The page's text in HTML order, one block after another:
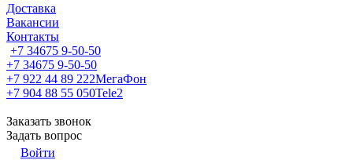
Доставка
Вакансии
Контакты
+7 34675 9-50-50
+7 34675 9-50-50
+7 922 44 89 222МегаФон
+7 904 88 55 050Tele2
Заказать звонок
Задать вопрос
Войти